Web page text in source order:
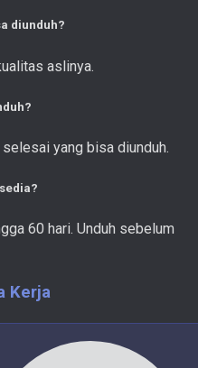
diunduh?
aslinya.
yang bisa diunduh.
60 hari. Unduh sebelum
Kerja